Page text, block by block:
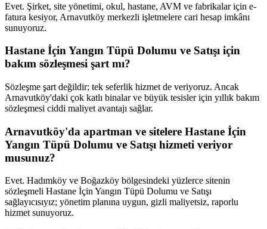
Evet. Şirket, site yönetimi, okul, hastane, AVM ve fabrikalar için e-
fatura kesiyor, Arnavutköy merkezli işletmelere cari hesap imkânı
sunuyoruz.
Hastane İçin Yangın Tüpü Dolumu ve Satışı için
bakım sözleşmesi şart mı?
Sözleşme şart değildir; tek seferlik hizmet de veriyoruz. Ancak
Arnavutköy'daki çok katlı binalar ve büyük tesisler için yıllık bakım
sözleşmesi ciddi maliyet avantajı sağlar.
Arnavutköy'da apartman ve sitelere Hastane İçin
Yangın Tüpü Dolumu ve Satışı hizmeti veriyor
musunuz?
Evet. Hadımköy ve Boğazköy bölgesindeki yüzlerce sitenin
sözleşmeli Hastane İçin Yangın Tüpü Dolumu ve Satışı
sağlayıcısıyız; yönetim planına uygun, gizli maliyetsiz, raporlu
hizmet sunuyoruz.